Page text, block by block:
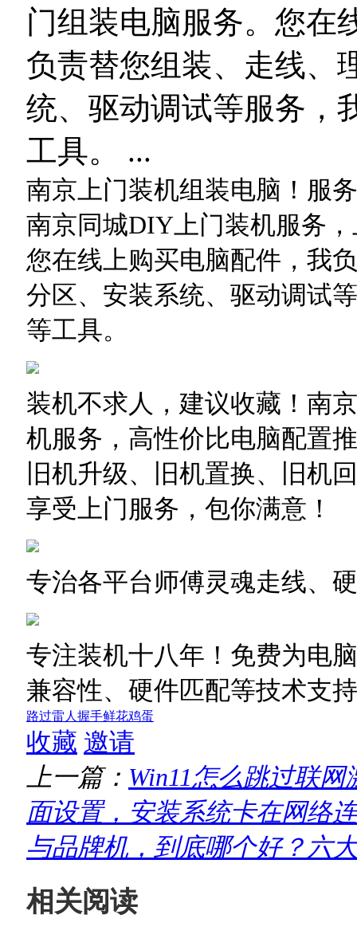
门组装电脑服务。您在
负责替您组装、走线、
统、驱动调试等服务，
工具。 ...
南京上门装机组装电脑！服
南京同城DIY上门装机服务
您在线上购买电脑配件，我
分区、安装系统、驱动调试
等工具。
装机不求人，建议收藏！南
机服务，高性价比电脑配置
旧机升级、旧机置换、旧机
享受上门服务，包你满意！
专治各平台师傅灵魂走线、
专注装机十八年！免费为电
兼容性、硬件匹配等技术支
路过雷人 握手鲜花鸡蛋
收藏 邀请
上一篇： Win11怎么跳过联
面设置，安装系统卡在网络
与品牌机，到底哪个好？六
相关阅读